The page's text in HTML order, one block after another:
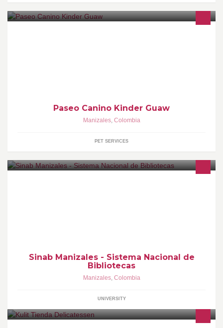
Paseo Canino Kinder Guaw
Manizales, Colombia
PET SERVICES
Sinab Manizales - Sistema Nacional de
Bibliotecas
Manizales, Colombia
UNIVERSITY